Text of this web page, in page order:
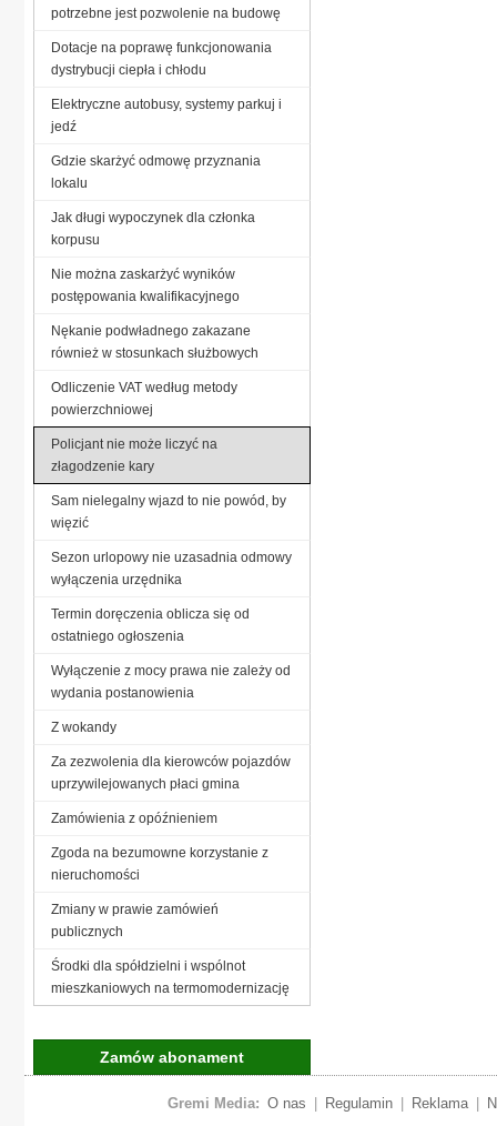
potrzebne jest pozwolenie na budowę
Dotacje na poprawę funkcjonowania
dystrybucji ciepła i chłodu
Elektryczne autobusy, systemy parkuj i
jedź
Gdzie skarżyć odmowę przyznania
lokalu
Jak długi wypoczynek dla członka
korpusu
Nie można zaskarżyć wyników
postępowania kwalifikacyjnego
Nękanie podwładnego zakazane
również w stosunkach służbowych
Odliczenie VAT według metody
powierzchniowej
Policjant nie może liczyć na
złagodzenie kary
Sam nielegalny wjazd to nie powód, by
więzić
Sezon urlopowy nie uzasadnia odmowy
wyłączenia urzędnika
Termin doręczenia oblicza się od
ostatniego ogłoszenia
Wyłączenie z mocy prawa nie zależy od
wydania postanowienia
Z wokandy
Za zezwolenia dla kierowców pojazdów
uprzywilejowanych płaci gmina
Zamówienia z opóźnieniem
Zgoda na bezumowne korzystanie z
nieruchomości
Zmiany w prawie zamówień
publicznych
Środki dla spółdzielni i wspólnot
mieszkaniowych na termomodernizację
Zamów abonament
Gremi Media: O nas Regulamin Reklama